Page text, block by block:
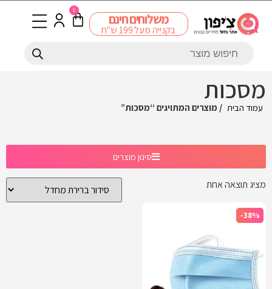
משלוחים חינם
בקנייה מעל 199 ש"ח
0
מסכות
עמוד הבית / מוצרים המתויגים “מסכות”
סינון מוצרים
מציג תוצאה אחת
-38%